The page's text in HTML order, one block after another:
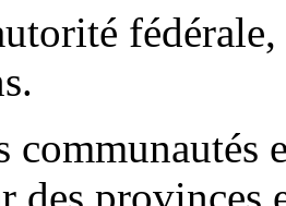
communautés
des provinces